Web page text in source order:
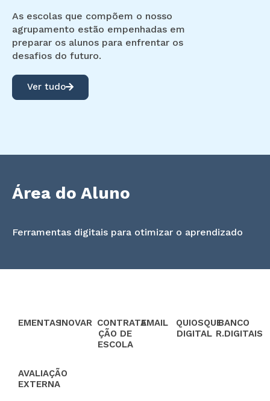
As escolas que compõem o nosso
agrupamento estão empenhadas em
preparar os alunos para enfrentar os
desafios do futuro.
Ver tudo
Área do Aluno
Ferramentas digitais para otimizar o aprendizado
EMENTASINOVAR CONTRATA
ÇÃO DE
ESCOLA
EMAIL
QUIOSQUE
DIGITAL
BANCO
R.DIGITAIS
AVALIAÇÃO
EXTERNA